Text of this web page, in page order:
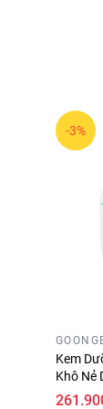
-3%
Kem
Khô Nẻ